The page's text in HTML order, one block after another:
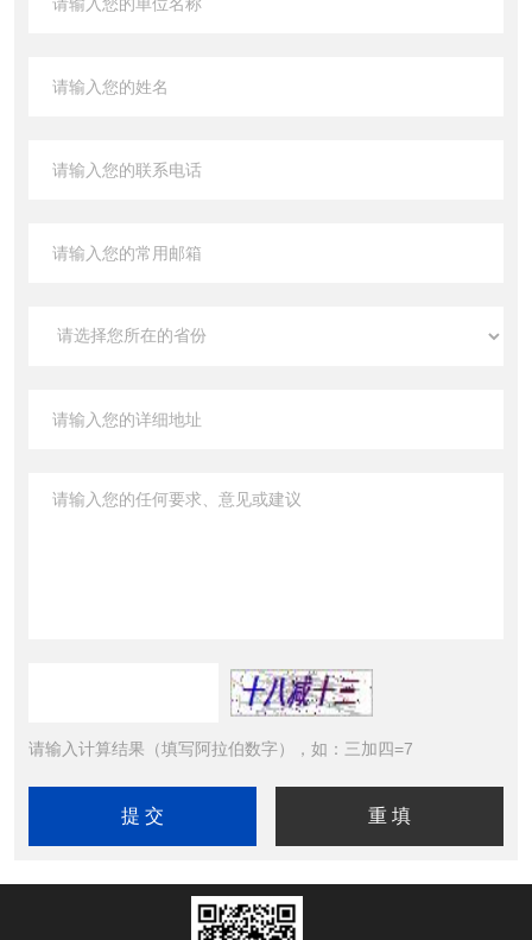
请输入计算结果（填写阿拉伯数字），如：三加四=7